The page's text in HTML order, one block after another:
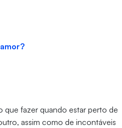
que fazer quando estar perto de
assim como de incontáveis